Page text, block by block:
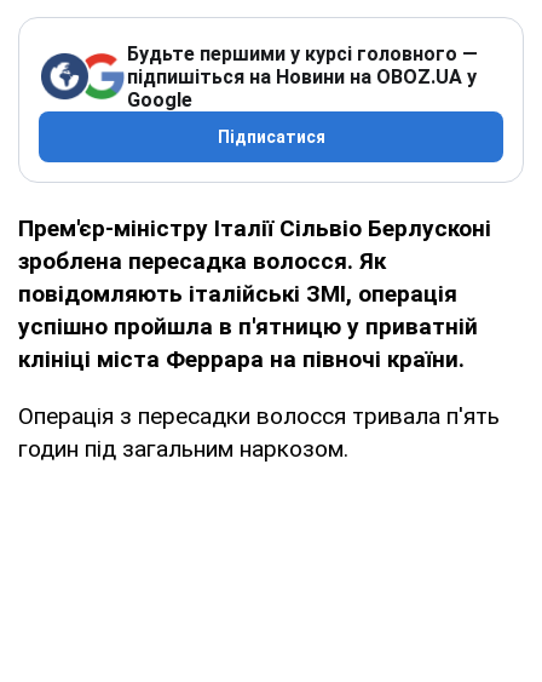
Будьте першими у курсі головного —
підпишіться на Новини на OBOZ.UA у
Google
Підписатися
Прем'єр-міністру Італії Сільвіо Берлусконі
зроблена пересадка волосся. Як
повідомляють італійські ЗМІ, операція
успішно пройшла в п'ятницю у приватній
клініці міста Феррара на півночі країни.
Операція з пересадки волосся тривала п'ять
годин під загальним наркозом.